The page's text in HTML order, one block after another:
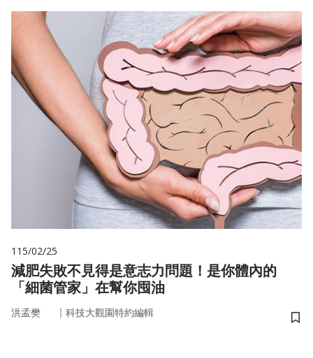
115/02/25
減肥失敗不見得是意志力問題！是你體內的
「細菌管家」在幫你囤油
洪孟樊 ｜ 科技大觀園特約編輯
儲